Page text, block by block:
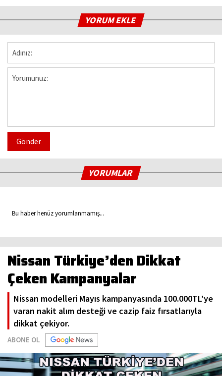
YORUM EKLE
Gönder
YORUMLAR
Bu haber henüz yorumlanmamış...
Nissan Türkiye’den Dikkat
Çeken Kampanyalar
Nissan modelleri Mayıs kampanyasında 100.000TL’ye
varan nakit alım desteği ve cazip faiz fırsatlarıyla
dikkat çekiyor.
ABONE OL